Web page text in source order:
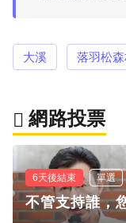
大溪 落羽松
網路投票
6天後結束 單選
不管支持誰，